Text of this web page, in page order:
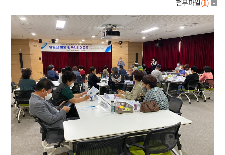
첨부파일(1)